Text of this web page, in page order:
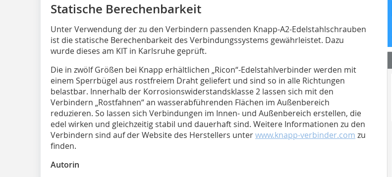
Statische Berechenbarkeit
Unter Verwendung der zu den Verbindern passenden Knapp-A2-Edelstahlschrauben
ist die statische Berechenbarkeit des Verbindungssystems gewährleistet. Dazu
wurde dieses am KIT in Karlsruhe geprüft.
Die in zwölf Größen bei Knapp erhältlichen „Ricon“-Edelstahlverbinder werden mit
einem Sperrbügel aus rostfreiem Draht geliefert und sind so in alle Richtungen
belastbar. Innerhalb der Korrosionswiderstandsklasse 2 lassen sich mit den
Verbindern „Rostfahnen“ an wasserabführenden Flächen im Außenbereich
reduzieren. So lassen sich Verbindungen im Innen- und Außenbereich erstellen, die
edel wirken und gleichzeitig stabil und dauerhaft sind. Weitere Informationen zu den
Verbindern sind auf der Website des Herstellers unterwww.knapp-verbinder.com zu
finden.
Autorin